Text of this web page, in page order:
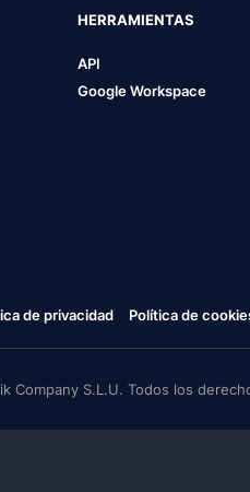
HERRAMIENTAS
API
Google Workspace
de privacidad Política de
Company S.L.U. Todos los